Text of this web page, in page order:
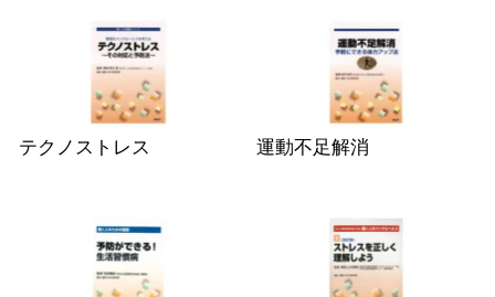
テクノストレス 運動不足解消